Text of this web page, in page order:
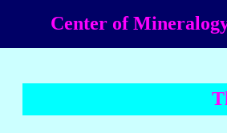
Center of